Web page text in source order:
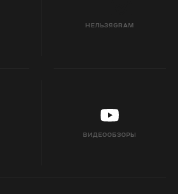
НЕЛЬЗЯGRAM
ВИДЕООБЗОРЫ